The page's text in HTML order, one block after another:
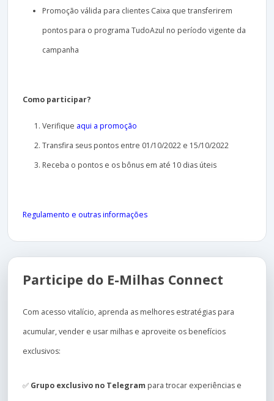
Promoção válida para clientes Caixa que transferirem
pontos para o programa TudoAzul no período vigente da
campanha
Como participar?
Verifique aqui a promoção
Transfira seus pontos entre 01/10/2022 e 15/10/2022
Receba o pontos e os bônus em até 10 dias úteis
Regulamento e outras informações
Participe do E-Milhas Connect
Com acesso vitalício, aprenda as melhores estratégias para
acumular, vender e usar milhas e aproveite os benefícios
exclusivos:
✅ Grupo exclusivo no Telegram para trocar experiências e